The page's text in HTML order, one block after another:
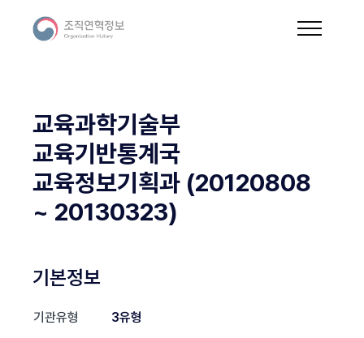
교육과학기술부
교육기반통계국
교육정보기획과 (20120808
~ 20130323)
기본정보
기관유형
3유형